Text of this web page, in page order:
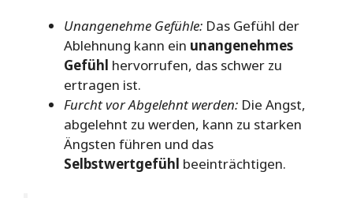
Unangenehme Gefühle: Das Gefühl der
Ablehnung kann ein unangenehmes
Gefühl hervorrufen, das schwer zu
ertragen ist.
Furcht vor Abgelehnt werden: Die Angst,
abgelehnt zu werden, kann zu starken
Ängsten führen und das
Selbstwertgefühl beeinträchtigen.